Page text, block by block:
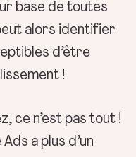
base de toutes
alors identifier
d’être
!
ce n’est pas tout !
a plus d’un